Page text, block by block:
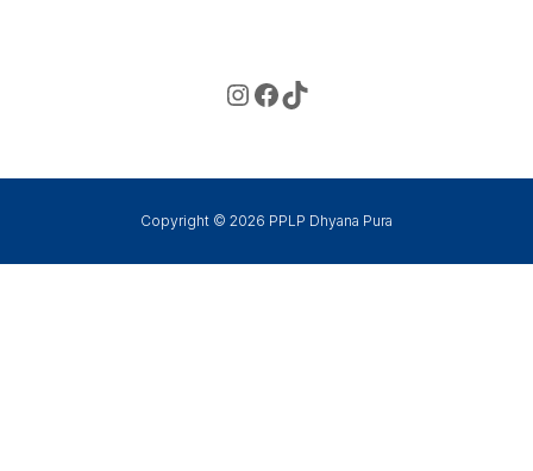
Instagram
Facebook
TikTok
Copyright © 2026 PPLP Dhyana Pura